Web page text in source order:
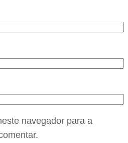
navegador para a